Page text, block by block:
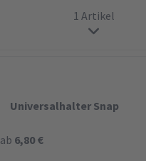
1 Artikel
Universalhalter Snap
ab 6,80 €